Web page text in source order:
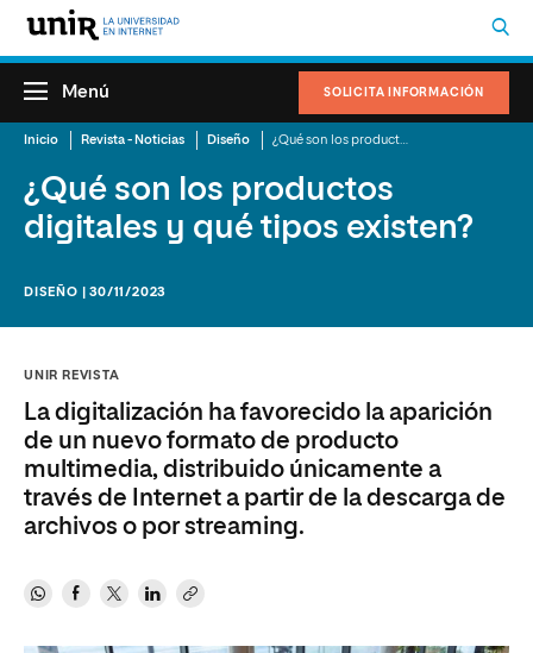
SOLICITA INFORMACIÓN
Menú
Inicio Revista - Noticias Diseño
¿Qué son los productos
digitales y qué tipos existen?
DISEÑO | 30/11/2023
UNIR REVISTA
La digitalización ha favorecido la aparición
de un nuevo formato de producto
multimedia, distribuido únicamente a
través de Internet a partir de la descarga de
archivos o por streaming.